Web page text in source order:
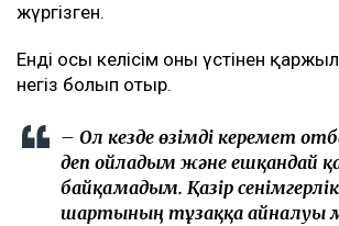
жүргізген.
Енді осы келісім оның үстінен
негіз болып отыр.
– Ол кезде өзімді керемет
деп ойладым және ешқандай
байқамадым. Қазір
шартының тұзаққа айналуы